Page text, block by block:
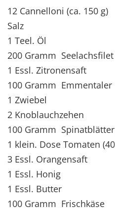
12 Cannelloni (ca. 150 g)
Salz
1 Teel. Öl
200 Gramm Seelachsfilet
1 Essl. Zitronensaft
100 Gramm Emmentaler
1 Zwiebel
2 Knoblauchzehen
100 Gramm
1 klein. Dose Tomaten
3 Essl. Orangensaft
1 Essl. Honig
1 Essl. Butter
100 Gramm Frischkäse